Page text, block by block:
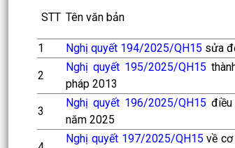
STT Tên văn bản
1
Nghị quyết 194/2025/QH15 sửa
2
Nghị quyết 195/2025/QH15
pháp 2013
3
Nghị quyết 196/2025/QH15
năm 2025
Nghị quyết 197/2025/QH15 về